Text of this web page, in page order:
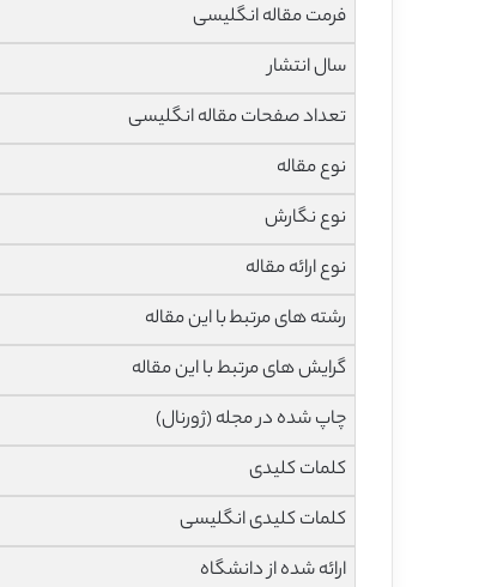
فرمت مقاله انگلیسی
سال انتشار
تعداد صفحات مقاله انگلیسی
نوع مقاله
نوع نگارش
نوع ارائه مقاله
رشته های مرتبط با این مقاله
گرایش های مرتبط با این مقاله
چاپ شده در مجله (ژورنال)
کلمات کلیدی
کلمات کلیدی انگلیسی
ارائه شده از دانشگاه